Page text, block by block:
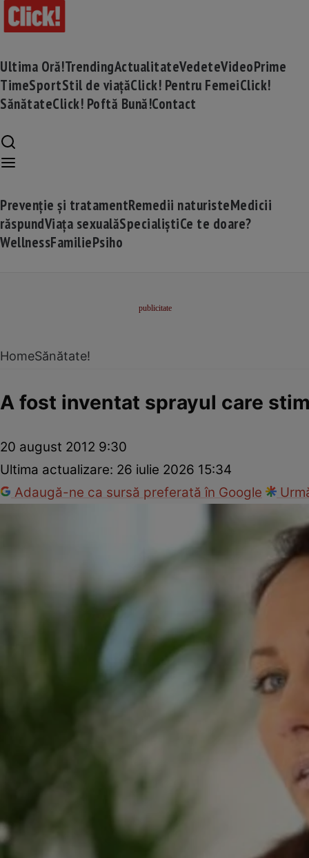
Ultima Oră!TrendingActualitateVedeteVideoPrime
TimeSportStil de viațăClick! Pentru FemeiClick!
SănătateClick! Poftă Bună!Contact
Prevenție și tratamentRemedii naturisteMedicii
răspundViața sexualăSpecialiștiCe te doare?
WellnessFamiliePsiho
HomeSănătate!
A fost inventat sprayul care
20 august 2012 9:30
Ultima actualizare: 26 iulie 2026 15:34
Adaugă-ne ca sursă preferată în Google